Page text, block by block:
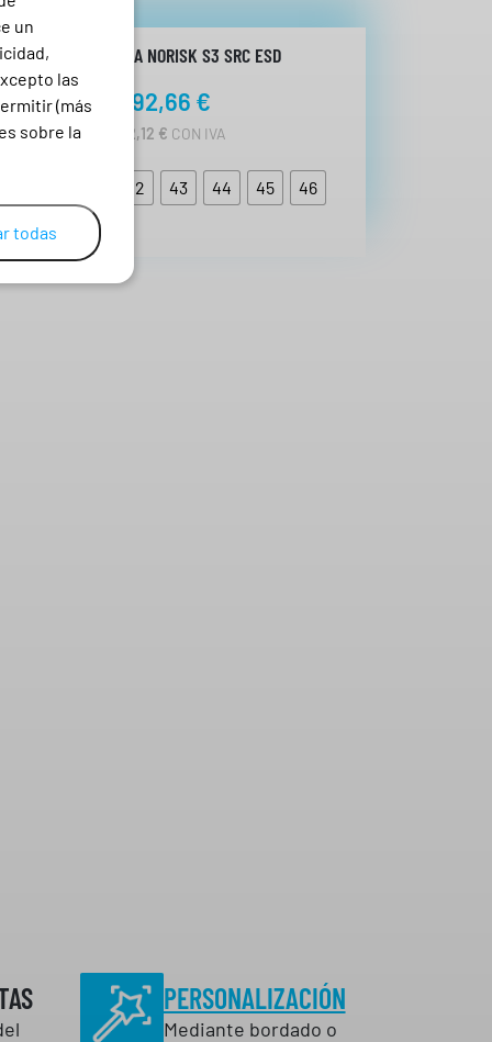
BOTA ULTRA NORISK S3 SRC ESD
92,66 €
112,12 € CON IVA
42 43 44 45 46
PERSONALIZACIÓN
Mediante bordado o
un
las
(más
sobre la
todas